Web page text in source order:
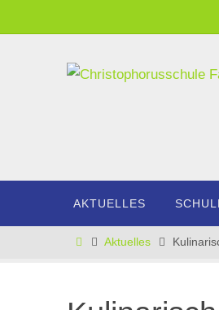
Inhalt
springen
AKTUELLES
StartAktuelles